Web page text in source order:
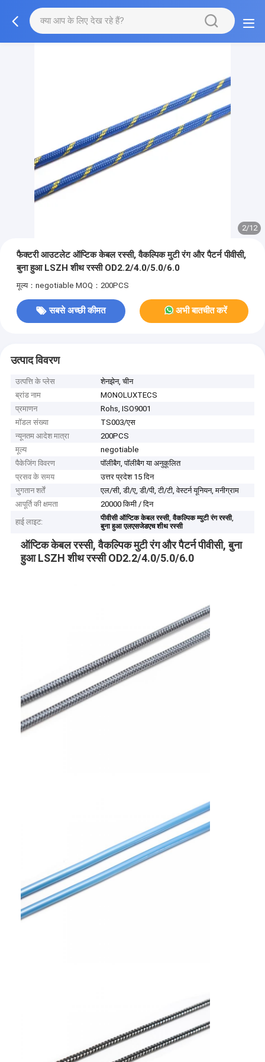
2/12
फैक्टरी आउटलेट ऑप्टिक केबल रस्सी, वैकल्पिक मुटी रंग और पैटर्न पीवीसी,
बुना हुआ LSZH शीथ रस्सी OD2.2/4.0/5.0/6.0
मूल्य：negotiable MOQ：200PCS
सबसे अच्छी कीमत अभी बातचीत करें
उत्पाद विवरण
उत्पत्ति के प्लेस
शेनझेन, चीन
ब्रांड नाम
MONOLUXTECS
प्रमाणन
Rohs, ISO9001
मॉडल संख्या
TS003/एस
न्यूनतम आदेश मात्रा
200PCS
मूल्य
negotiable
पैकेजिंग विवरण
पॉलीबैग, पॉलीबैग या अनुकूलित
प्रसव के समय
उत्तर प्रदेश 15 दिन
भुगतान शर्तें
एल/सी, डी/ए, डी/पी, टी/टी, वेस्टर्न यूनियन, मनीग्राम
आपूर्ति की क्षमता
20000 किमी / दिन
हाई लाइट:
पीवीसी ऑप्टिक केबल रस्सी,वैकल्पिक म्युटी रंग रस्सी,
बुना हुआ एलएसजेडएच शीथ रस्सी
ऑप्टिक केबल रस्सी, वैकल्पिक मुटी रंग और पैटर्न पीवीसी, बुना
हुआ LSZH शीथ रस्सी OD2.2/4.0/5.0/6.0